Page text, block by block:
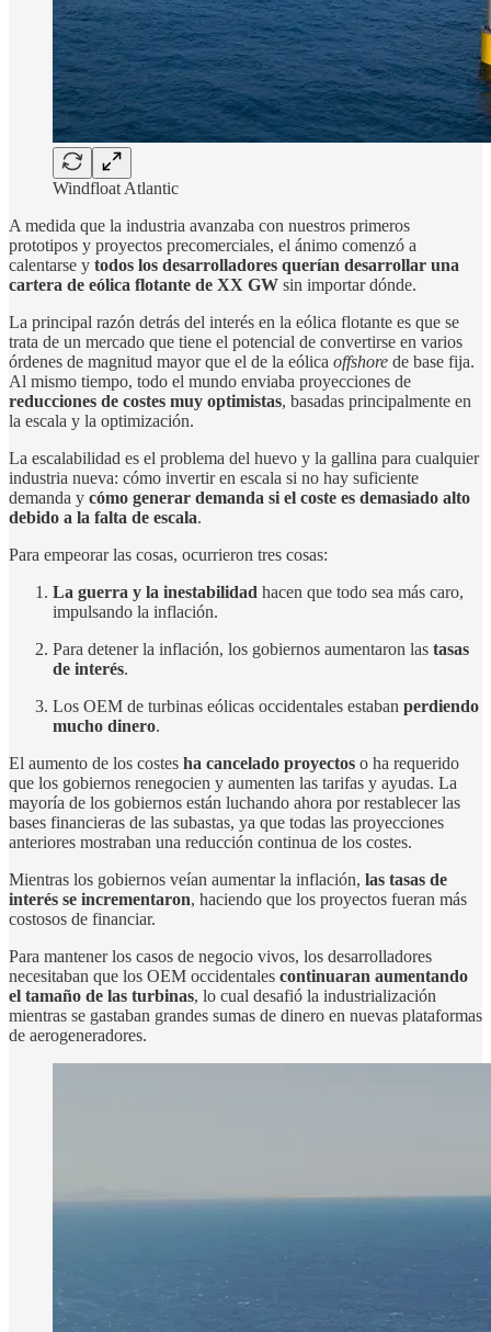
Windfloat Atlantic
A medida que la industria avanzaba con nuestros primeros
prototipos y proyectos precomerciales, el ánimo comenzó a
calentarse y todos los desarrolladores querían desarrollar una
cartera de eólica flotante de XX GW sin importar dónde.
La principal razón detrás del interés en la eólica flotante es que se
trata de un mercado que tiene el potencial de convertirse en varios
órdenes de magnitud mayor que el de la eólica offshore de base fija.
Al mismo tiempo, todo el mundo enviaba proyecciones de
reducciones de costes muy optimistas, basadas principalmente en
la escala y la optimización.
La escalabilidad es el problema del huevo y la gallina para cualquier
industria nueva: cómo invertir en escala si no hay suficiente
demanda y cómo generar demanda si el coste es demasiado alto
debido a la falta de escala.
Para empeorar las cosas, ocurrieron tres cosas:
La guerra y la inestabilidad hacen que todo sea más caro,
impulsando la inflación.
Para detener la inflación, los gobiernos aumentaron las tasas
de interés.
Los OEM de turbinas eólicas occidentales estaban perdiendo
mucho dinero.
El aumento de los costes ha cancelado proyectos o ha requerido
que los gobiernos renegocien y aumenten las tarifas y ayudas. La
mayoría de los gobiernos están luchando ahora por restablecer las
bases financieras de las subastas, ya que todas las proyecciones
anteriores mostraban una reducción continua de los costes.
Mientras los gobiernos veían aumentar la inflación, las tasas de
interés se incrementaron, haciendo que los proyectos fueran más
costosos de financiar.
Para mantener los casos de negocio vivos, los desarrolladores
necesitaban que los OEM occidentales continuaran aumentando
el tamaño de las turbinas, lo cual desafió la industrialización
mientras se gastaban grandes sumas de dinero en nuevas plataformas
de aerogeneradores.